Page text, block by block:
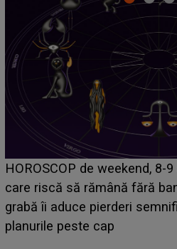
Emanuel a ținut ACEST
acum! În fața Alexandrei,
face o MĂRTURISIRE
sa: "I-am spus și ei în față, eu